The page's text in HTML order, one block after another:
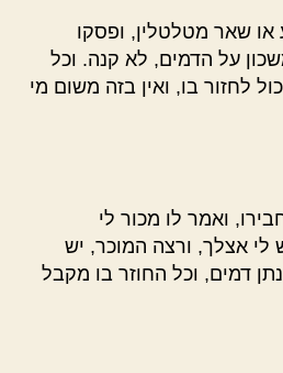
שאר מטלטלין, ופסקו
על הדמים, לא קנה. וכל
לחזור בו, ואין בזה משום מי
ואמר לו מכור לי
לי אצלך, ורצה המוכר, יש
דמים, וכל החוזר בו מקבל